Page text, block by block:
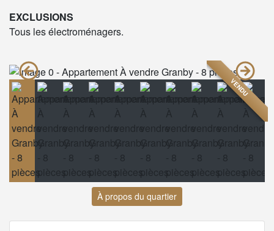
EXCLUSIONS
Tous les électroménagers.
VENDU
À propos du quartier